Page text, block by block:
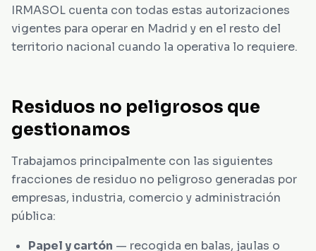
IRMASOL cuenta con todas estas autorizaciones
vigentes para operar en Madrid y en el resto del
territorio nacional cuando la operativa lo requiere.
Residuos no peligrosos que
gestionamos
Trabajamos principalmente con las siguientes
fracciones de residuo no peligroso generadas por
empresas, industria, comercio y administración
pública:
Papel y cartón — recogida en balas, jaulas o